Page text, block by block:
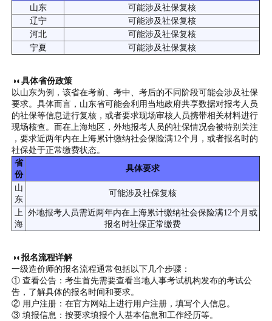
山东
可能涉及社保复核
辽宁
可能涉及社保复核
河北
可能涉及社保复核
宁夏
可能涉及社保复核
◑◐具体省份政策
以山东为例，该省在考前、考中、考后的不同阶段可能会涉及社保
要求。具体而言，山东省可能会利用当地政府共享数据对报考人员
的社保等信息进行复核，或者要求现场审核人员携带相关材料进行
现场核查。而在上海地区，外地报考人员的社保情况会被特别关注
，要求近两年内在上海累计缴纳社会保险满12个月，或者报名时的
社保处于正常缴费状态。
省
份
具体要求
山
东
可能涉及社保复核
上
海
外地报考人员需近两年内在上海累计缴纳社会保险满12个月或
报名时社保正常缴费
◑◐报名流程详解
一级造价师的报名流程通常包括以下几个步骤：
① 查看公告：考生首先需要查看当地人事考试机构发布的考试公
告，了解具体的报名时间和要求。
② 用户注册：在官方网站上进行用户注册，填写个人信息。
③ 填报信息：按要求填报个人基本信息和工作经历等。